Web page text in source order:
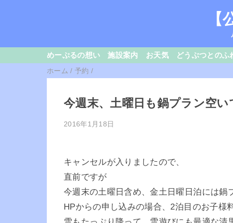
めーぷるの想い 施設案内 お天気 どうぶつとのふ
ホーム /予約 /
今週末、土曜日も鍋プラン空い
2016年1月18日
キャンセルが入りましたので、
直前ですが
今週末の土曜日含め、金土日曜日泊には鍋
HPからの申し込みの場合、2泊目のお子様